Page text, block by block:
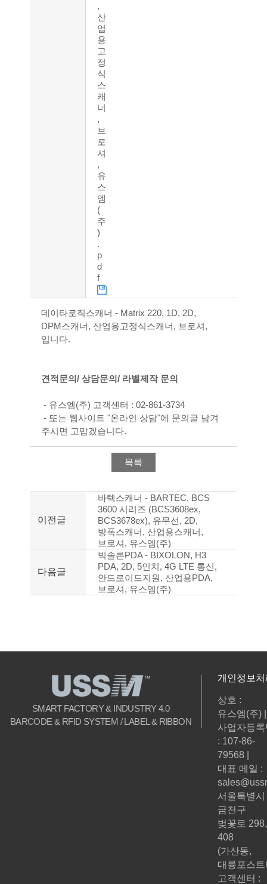
,
산
업
용
고
정
식
스
캐
너
,
브
로
셔
,
유
스
엠
(
주
)
.
p
d
f
데이타로직스캐너 - Matrix 220, 1D, 2D,
DPM스캐너, 산업용고정식스캐너, 브로셔,
입니다.
견적문의/ 상담문의/ 라벨제작 문의
- 유스엠(주) 고객센터 : 02-861-3734
- 또는 웹사이트 "온라인 상담"에 문의글 남겨
주시면 고맙겠습니다.
목록
이전글
바텍스캐너 - BARTEC, BCS
3600 시리즈 (BCS3608ex,
BCS3678ex), 유무선, 2D,
방폭스캐너, 산업용스캐너,
브로셔, 유스엠(주)
다음글
빅솔론PDA - BIXOLON, H3
PDA, 2D, 5인치, 4G LTE 통신,
안드로이드지원, 산업용PDA,
브로셔, 유스엠(주)
SMART FACTORY & INDUSTRY 4.0
BARCODE & RFID SYSTEM / LABEL & RIBBON
개인정보
상호 :
유스엠(주) |
사업자등
: 107-86-
79568 |
대표 메일 :
서울특별시
금천구
벚꽃로 298,
408
(가산동,
대륭포스
고객센터 :